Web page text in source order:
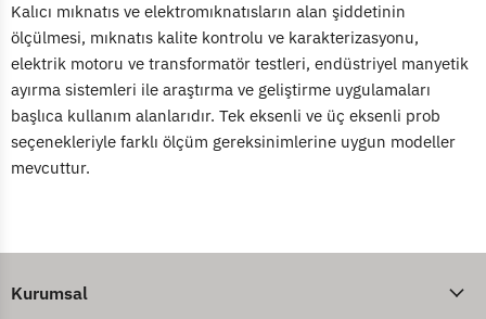
Kalıcı mıknatıs ve elektromıknatısların alan şiddetinin
ölçülmesi, mıknatıs kalite kontrolu ve karakterizasyonu,
elektrik motoru ve transformatör testleri, endüstriyel manyetik
ayırma sistemleri ile araştırma ve geliştirme uygulamaları
başlıca kullanım alanlarıdır. Tek eksenli ve üç eksenli prob
seçenekleriyle farklı ölçüm gereksinimlerine uygun modeller
mevcuttur.
Kurumsal